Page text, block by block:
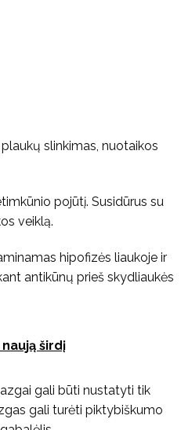
slinkimas, nuotaikos
pojūtį. Susidūrus su
veiklą.
hipofizės liaukoje ir
antikūnų prieš skydliaukės
širdį
gali būti nustatyti tik
gali turėti piktybiškumo